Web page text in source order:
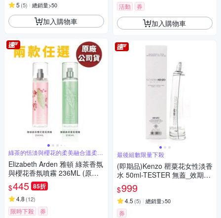
5 (5) 總銷量>50
加入購物車
綠茶的恬淡與櫻花的柔美融合溫柔而
不失明亮
Elizabeth Arden 雅頓 綠茶香氛
與櫻花香氛噴霧 236ML (原廠
公司貨-2款任選)
$445 85折
4.8 (12)
限時下殺 券
活動 券
加入購物車
最後組數限量下殺
(即期品)Kenzo 罌粟花女性淡香
水 50ml-TESTER 無蓋_效期20
27/8/31
$999
4.5 (5) 總銷量>50
券